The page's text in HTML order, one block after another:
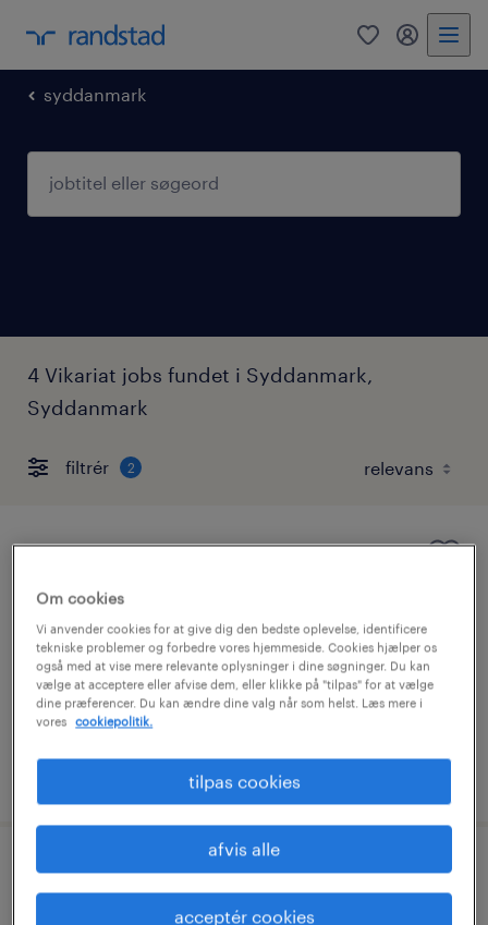
0
syddanmark
4 Vikariat jobs fundet i Syddanmark,
Syddanmark
filtrér 2
produktionsmedarbejder på aftenhold
i aarup
syddanmark, syddanmark
vikariat
fuldtid
udgivet 4 august 2026
tilkaldevikar til lego
Om cookies
Vi anvender cookies for at give dig den bedste oplevelse, identificere
tekniske problemer og forbedre vores hjemmeside. Cookies hjælper os
også med at vise mere relevante oplysninger i dine søgninger. Du kan
vælge at acceptere eller afvise dem, eller klikke på "tilpas" for at vælge
dine præferencer. Du kan ændre dine valg når som helst. Læs mere i
vores
cookiepolitik.
tilpas cookies
afvis alle
acceptér cookies